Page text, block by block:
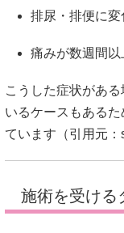
排尿・排便に変
痛みが数週間以
こうした症状があ
いるケースもあるた
ています（引用元：
施術を受ける